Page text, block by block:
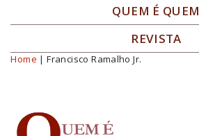
QUEM É QUEM
REVISTA
Você está aqui
Home | Francisco Ramalho Jr.